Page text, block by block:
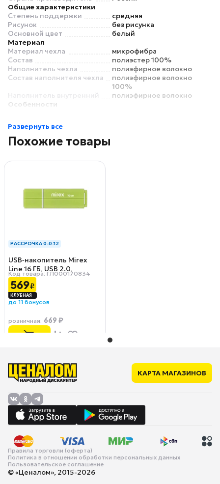
Общие характеристики
Степень поддержки
средняя
Рисунок
без рисунка
Основной цвет
белый
Материал
Материал чехла
микрофибра
Состав
полиэстер 100%
Наполнитель чехла
полиэфирное волокно
Состав наполнителя чехла
полиэфирное волокно
100%
Наполнитель внутренний
полиэфирное волокно
Особенности
Размеры
Размеры
Высота подушки
Развернуть все
Похожие товары
РАССРОЧКА 0-0-12
USB‑накопитель Mirex
Line 16 ГБ, USB 2.0,
зеленый
Код товара: ГЛ000170834
569₽
до 11 бонусов
розничная: 669 ₽
КАРТА МАГАЗИНОВ
Правила торговли (оферта)
Политика в отношении обработки персональных данных
Пользовательское соглашение
© «Ценалом», 2015-2026